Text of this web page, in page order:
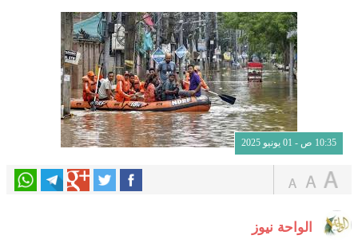
10:35 ص - 01 يونيو 2025
الواحة نيوز